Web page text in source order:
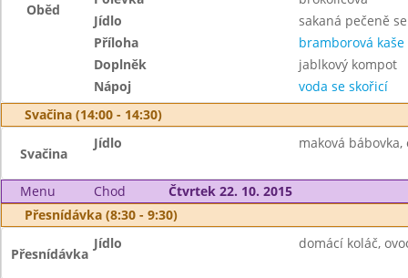
Oběd
Jídlo
sakaná pečeně
Příloha
bramborová kaše
Doplněk
jablkový kompot
Nápoj
voda se skořicí
Svačina (14:00 - 14:30)
Svačina
Jídlo maková bábovka,
Menu Chod
Čtvrtek 22. 10. 2015
Přesnídávka (8:30 - 9:30)
Přesnídávka
Jídlo domácí koláč,